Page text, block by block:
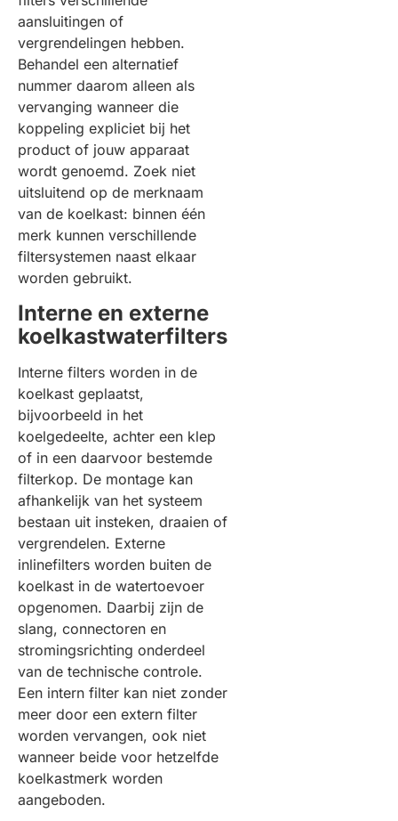
aansluitingen of
vergrendelingen hebben.
Behandel een alternatief
nummer daarom alleen als
vervanging wanneer die
koppeling expliciet bij het
product of jouw apparaat
wordt genoemd. Zoek niet
uitsluitend op de merknaam
van de koelkast: binnen één
merk kunnen verschillende
filtersystemen naast elkaar
worden gebruikt.
Interne en externe
koelkastwaterfilters
Interne filters worden in de
koelkast geplaatst,
bijvoorbeeld in het
koelgedeelte, achter een klep
of in een daarvoor bestemde
filterkop. De montage kan
afhankelijk van het systeem
bestaan uit insteken, draaien of
vergrendelen. Externe
inlinefilters worden buiten de
koelkast in de watertoevoer
opgenomen. Daarbij zijn de
slang, connectoren en
stromingsrichting onderdeel
van de technische controle.
Een intern filter kan niet zonder
meer door een extern filter
worden vervangen, ook niet
wanneer beide voor hetzelfde
koelkastmerk worden
aangeboden.